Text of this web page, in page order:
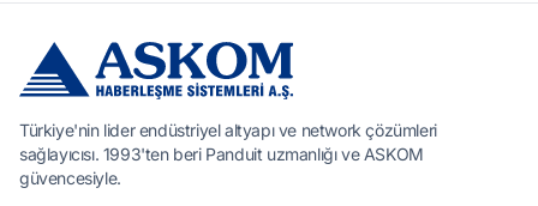
Türkiye'nin lider endüstriyel altyapı ve network çözümleri
sağlayıcısı. 1993'ten beri Panduit uzmanlığı ve ASKOM
güvencesiyle.